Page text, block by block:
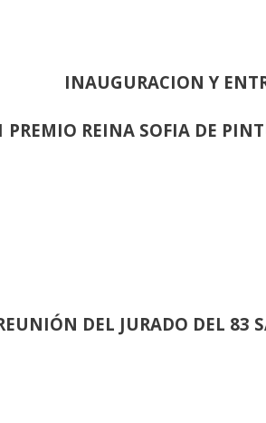
INAUGURACION Y
PREMIO REINA SOFIA DE
DEL JURADO DEL 83